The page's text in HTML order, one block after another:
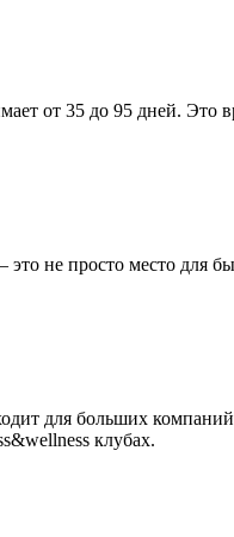
от 35 до 95 дней. Это
не просто место для
для больших компаний
клубах.